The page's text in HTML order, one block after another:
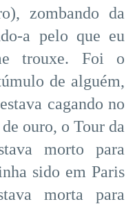
zombando da
a pelo que eu
trouxe. Foi o
de alguém,
cagando no
ouro, o Tour da
morto para
sido em Paris
morta para